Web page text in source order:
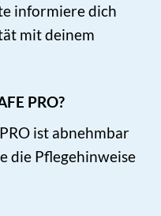
informiere dich
mit deinem
PRO?
ist abnehmbar
die Pflegehinweise